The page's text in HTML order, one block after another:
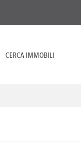
CERCA IMMOBILI